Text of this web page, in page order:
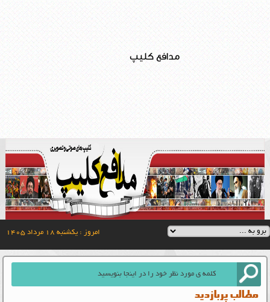
مدافع کلیپ
امروز : یکشنبه ۱۸ مرداد ۱۴۰۵
مطالب پربازدید